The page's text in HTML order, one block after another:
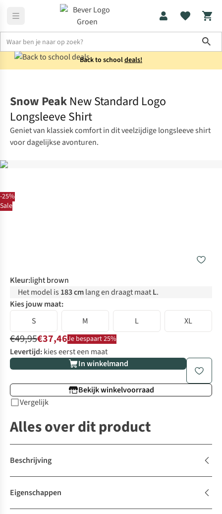
Back to schooldeals!
-25%
Sale
Snow Peak New Standard Logo
Longsleeve Shirt
Geniet van klassiek comfort in dit veelzijdige longsleeve shirt
voor dagelijkse avonturen.
Kleur:light brown
Het model is 183 cmlang en draagt maatL.
Kies jouw maat:
S
M L XL
€49,95€37,46Je bespaart 25%
Levertijd:kies eerst een maat
In winkelmand
Bekijk winkelvoorraad
Vergelijk
Alles over dit product
Beschrijving
Eigenschappen